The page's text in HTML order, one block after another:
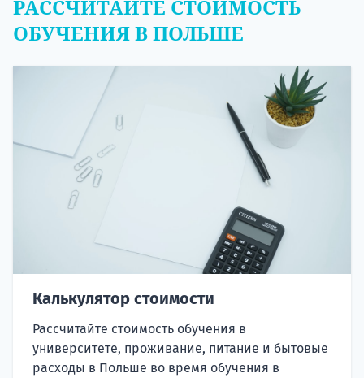
РАССЧИТАЙТЕ СТОИМОСТЬ
ОБУЧЕНИЯ В ПОЛЬШЕ
Калькулятор стоимости
Рассчитайте стоимость обучения в
университете, проживание, питание и бытовые
расходы в Польше во время обучения в